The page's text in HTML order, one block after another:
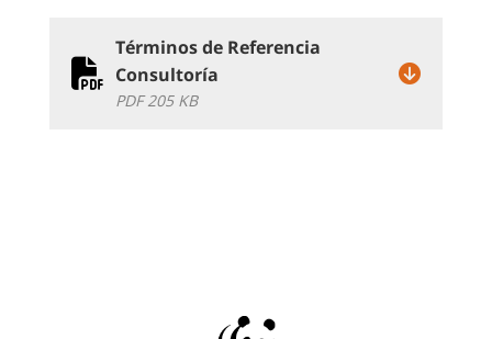
Términos de Referencia
Consultoría
PDF 205 KB